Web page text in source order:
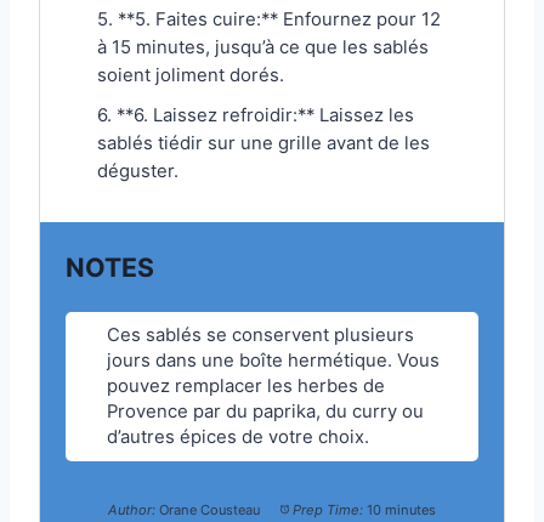
5. **5. Faites cuire:** Enfournez pour 12
à 15 minutes, jusqu’à ce que les sablés
soient joliment dorés.
6. **6. Laissez refroidir:** Laissez les
sablés tiédir sur une grille avant de les
déguster.
NOTES
Ces sablés se conservent plusieurs
jours dans une boîte hermétique. Vous
pouvez remplacer les herbes de
Provence par du paprika, du curry ou
d’autres épices de votre choix.
Author: Orane Cousteau Prep Time: 10 minutes